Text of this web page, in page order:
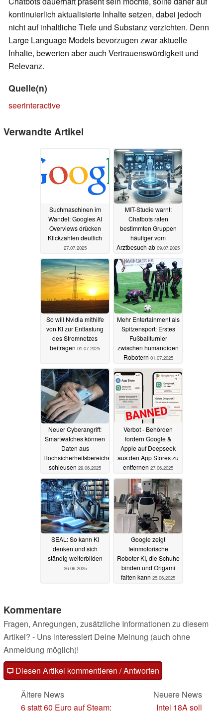
kontinuierlich aktualisierte Inhalte setzen, dabei jedoch
nicht auf inhaltliche Tiefe und Substanz verzichten. Denn
Large Language Models bevorzugen zwar aktuelle
Inhalte, bewerten aber auch Vertrauenswürdigkeit und
Relevanz.
Quelle(n)
seerinteractive
Verwandte Artikel
Suchmaschinen im
Wandel: Googles AI
Overviews drücken
Klickzahlen deutlich
27.07.2025
MIT-Studie warnt:
Chatbots raten
bestimmten Gruppen
häufiger vom
Arztbesuch ab 09.07.2025
So will Nvidia mithilfe
von KI zur Entlastung
des Stromnetzes
beitragen 01.07.2025
Mehr Entertainment als
Spitzensport: Erstes
Fußballturnier
zwischen humanoiden
Robotern 01.07.2025
Neuer Cyberangriff:
Smartwatches können
Daten aus
Hochsicherheitsbereichen
schleusen 29.06.2025
Verbot - Behörden
fordern Google &
Apple auf Deepseek
aus den App Stores zu
entfernen 27.06.2025
SEAL: So kann KI
denken und sich
ständig weiterbilden
26.06.2025
Google zeigt
feinmotorische
Roboter-KI, die Schuhe
binden und Origami
falten kann 25.06.2025
Kommentare
Fragen, Anregungen, zusätzliche Informationen zu diesem
Artikel? - Uns interessiert Deine Meinung (auch ohne
Anmeldung möglich)!
Diesen Artikel kommentieren / Antworten
Ältere News
6 statt 60 Euro auf Steam:
Neuere News
Intel 18A soll